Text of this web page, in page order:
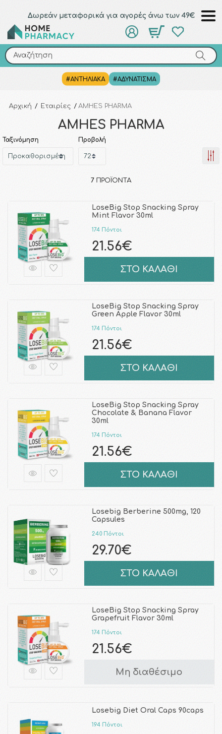
Δωρεάν μεταφορικά για αγορές άνω των 49€
Αναζήτηση
#ΑΝΤΗΛΙΑΚΑ #ΑΔΥΝΑΤΙΣΜΑ
Αναζήτηση
Αρχική / Εταιρίες / AMHES PHARMA
AMHES PHARMA
Ταξινόμηση Προβολή
7 ΠΡΟΪΌΝΤΑ
LoseBig Stop Snacking Spray
Mint Flavor 30ml
174 Πόντοι
21.56€
ΣΤΟ ΚΑΛΑΘΙ
LoseBig Stop Snacking Spray
Green Apple Flavor 30ml
174 Πόντοι
21.56€
ΣΤΟ ΚΑΛΑΘΙ
LoseBig Stop Snacking Spray
Chocolate & Banana Flavor
30ml
174 Πόντοι
21.56€
ΣΤΟ ΚΑΛΑΘΙ
Losebig Berberine 500mg, 120
Capsules
240 Πόντοι
29.70€
ΣΤΟ ΚΑΛΑΘΙ
LoseBig Stop Snacking Spray
Grapefruit Flavor 30ml
174 Πόντοι
21.56€
Μη διαθέσιμο
Losebig Diet Oral Caps 90caps
194 Πόντοι